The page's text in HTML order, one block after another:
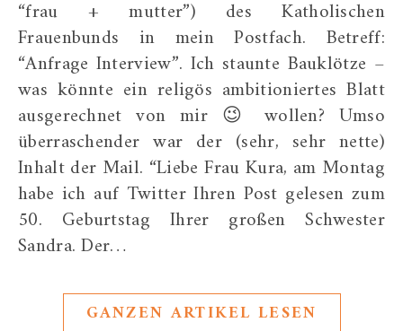
“frau + mutter”) des Katholischen
Frauenbunds in mein Postfach. Betreff:
“Anfrage Interview”. Ich staunte Bauklötze –
was könnte ein religös ambitioniertes Blatt
ausgerechnet von mir 😉 wollen? Umso
überraschender war der (sehr, sehr nette)
Inhalt der Mail. “Liebe Frau Kura, am Montag
habe ich auf Twitter Ihren Post gelesen zum
50. Geburtstag Ihrer großen Schwester
Sandra. Der…
GANZEN ARTIKEL LESEN